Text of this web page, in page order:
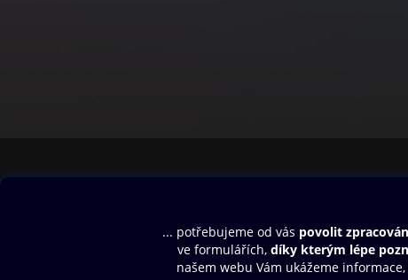
Aplikace a hry
SMS/MMS Info
Blog
Dárkový poukaz
Nápověda